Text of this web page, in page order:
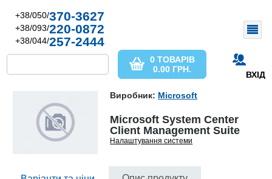
+38/050/370-3627
+38/093/220-0872
+38/044/257-2444
ВХІД
0 ТОВАРІВ
0.00 ГРН.
Виробник: Microsoft
Microsoft System Center
Client Management Suite
Налаштування системи